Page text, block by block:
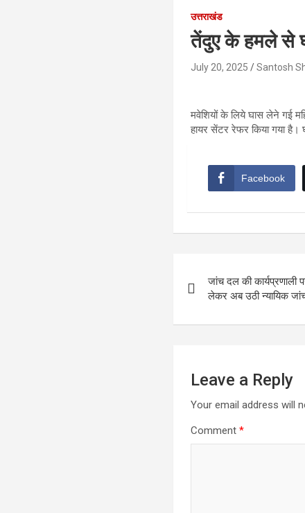
उत्तराखंड
तेंदुए के हमले से
July 20, 2025 Santosh
मवेशियों के लिये घास लेने गई
हायर सेंटर रेफर किया गया है।
Facebook
navigation
जांच दल की कार्यप्रणाली
लेकर अब उठी न्यायिक
Leave a Reply
Your email address will
Comment*